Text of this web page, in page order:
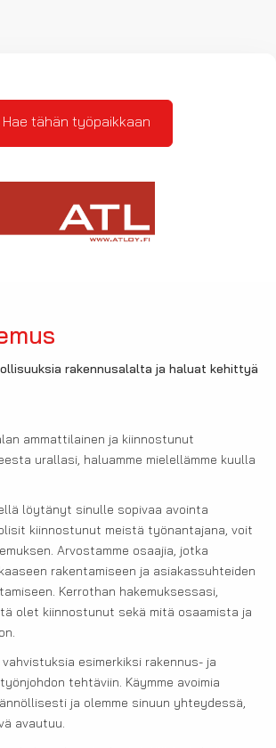
Hae tähän työpaikkaan
rakennusalalta ja haluat kehittyä
ammattilainen ja kiinnostunut
urallasi, haluamme mielellämme kuulla
löytänyt sinulle sopivaa avointa
kiinnostunut meistä työnantajana, voit
Arvostamme osaajia, jotka
rakentamiseen ja asiakassuhteiden
Kerrothan hakemuksessasi,
olet kiinnostunut sekä mitä osaamista ja
esimerkiksi rakennus- ja
tehtäviin. Käymme avoimia
ja olemme sinuun yhteydessä,
avautuu.